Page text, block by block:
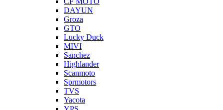
DAYUN
Groza
GTO
Lucky Duck
MIVI
Sanchez
Highlander
Scanmoto
Sprmotors
TVS
Yacota